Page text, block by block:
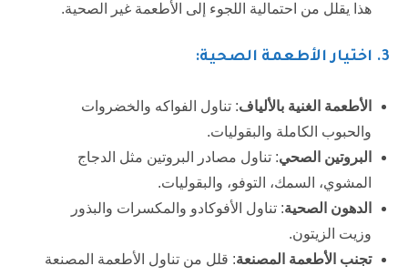
هذا يقلل من احتمالية اللجوء إلى الأطعمة غير الصحية.
3. اختيار الأطعمة الصحية:
الأطعمة الغنية بالألياف: تناول الفواكه والخضروات
والحبوب الكاملة والبقوليات.
البروتين الصحي: تناول مصادر البروتين مثل الدجاج
المشوي، السمك، التوفو، والبقوليات.
الدهون الصحية: تناول الأفوكادو والمكسرات والبذور
وزيت الزيتون.
تجنب الأطعمة المصنعة: قلل من تناول الأطعمة المصنعة